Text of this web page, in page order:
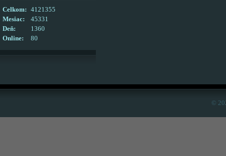
Online: 80
Celkom:
4121355
Mesiac:
45331
Deň:
1360
©